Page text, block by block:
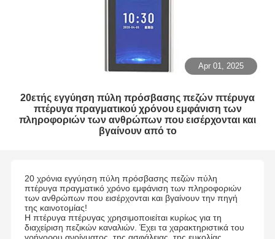
Apr 01, 2025
20ετής εγγύηση πύλη πρόσβασης πεζών πτέρυγα
πτέρυγα πραγματικού χρόνου εμφάνιση των
πληροφοριών των ανθρώπων που εισέρχονται και
βγαίνουν από το
20 χρόνια εγγύηση πύλη πρόσβασης πεζών πύλη
πτέρυγα πραγματικό χρόνο εμφάνιση των πληροφοριών
των ανθρώπων που εισέρχονται και βγαίνουν την πηγή
της καινοτομίας!
Η πτέρυγα πτέρυγας χρησιμοποιείται κυρίως για τη
διαχείριση πεζικών καναλιών. Έχει τα χαρακτηριστικά του